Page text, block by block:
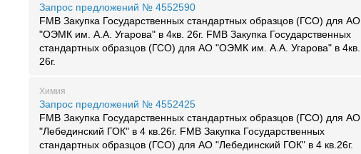
Запрос предложений № 4552590
FMB Закупка Государственных стандартных образцов (ГСО) для АО
"ОЭМК им. А.А. Угарова" в 4кв. 26г. FMB Закупка Государственных
стандартных образцов (ГСО) для АО "ОЭМК им. А.А. Угарова" в 4кв.
26г.
Химия
Запрос предложений № 4552425
FMB Закупка Государственных стандартных образцов (ГСО) для АО
"Лебединский ГОК" в 4 кв.26г. FMB Закупка Государственных
стандартных образцов (ГСО) для АО "Лебединский ГОК" в 4 кв.26г.